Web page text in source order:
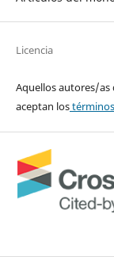
Licencia
Aquellos autores/as
aceptan los